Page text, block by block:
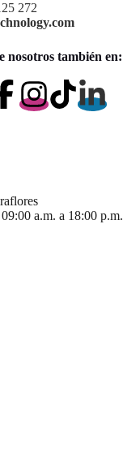
272
nosotros también en:
a.m. a 18:00 p.m.